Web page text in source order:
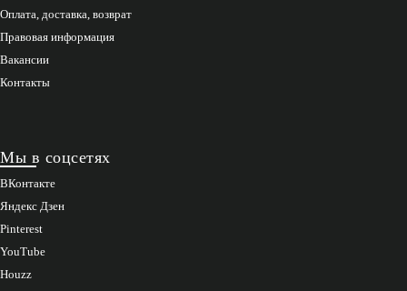
Оплата, доставка, возврат
Правовая информация
Вакансии
Контакты
Мы в соцсетях
ВКонтакте
Яндекс Дзен
Pinterest
YouTube
Houzz